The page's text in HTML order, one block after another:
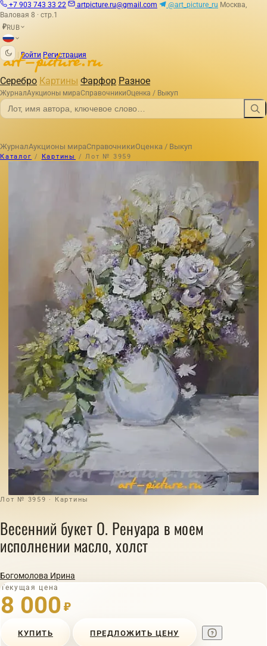
+7 903 743 33 22 artpicture.ru@gmail.com @art_picture_ru Москва,
Валовая 8 · стр.1
₽RUB
Войти Регистрация
Серебро Картины Фарфор Разное
ЖурналАукционы мираСправочникиОценка / Выкуп
ЖурналАукционы мираСправочникиОценка / Выкуп
Каталог / Картины / Лот № 3959
Лот № 3959 · Картины
Весенний букет О. Ренуара в моем
исполнении масло, холст
Богомолова Ирина
Текущая цена
8 000 ₽
КУПИТЬ ПРЕДЛОЖИТЬ ЦЕНУ